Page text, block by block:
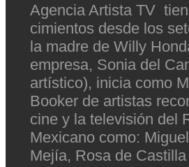
Agencia Artista TV
cimientos desde los
la madre de Willy
empresa, Sonia del
artístico), inicia como
Booker de artistas
cine y la televisión del
Mexicano como:
Mejía, Rosa de Castilla